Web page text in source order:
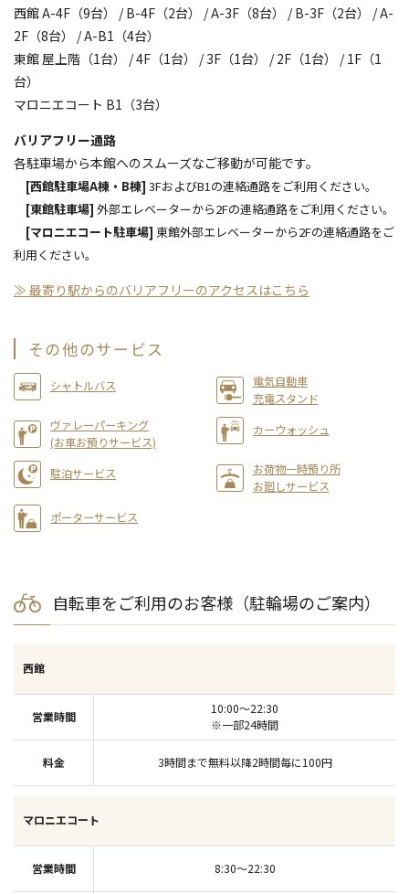
西館 A-4F（9台） / B-4F（2台） / A-3F（8台） / B-3F（2台） / A-
2F（8台） / A-B1（4台）
東館 屋上階（1台） / 4F（1台） / 3F（1台） / 2F（1台） / 1F（1
台）
マロニエコート B1（3台）
バリアフリー通路
各駐車場から本館へのスムーズなご移動が可能です。
[西館駐車場A棟・B棟] 3FおよびB1の連絡通路をご利用ください。
[東館駐車場] 外部エレベーターから2Fの連絡通路をご利用ください。
[マロニエコート駐車場] 東館外部エレベーターから2Fの連絡通路をご
利用ください。
≫ 最寄り駅からのバリアフリーのアクセスはこちら
その他のサービス
シャトルバス
電気自動車
充電スタンド
ヴァレーパーキング
(お車お預りサービス)
カーウォッシュ
駐泊サービス
お荷物一時預り所
お廻しサービス
ポーターサービス
自転車をご利用のお客様（駐輪場のご案内）
西館
10:00～22:30
※一部24時間
3時間まで無料以降2時間毎に100円
マロニエコート
8:30～22:30